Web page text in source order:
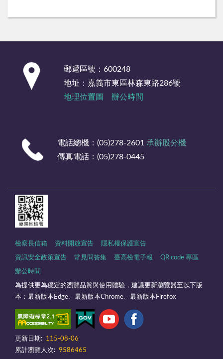
郵遞區號：600248
地址：嘉義市東區林森東路286號
地理位置圖
辦公時間
電話總機：(05)278-2601 承辦股分機
傳真電話：(05)278-0445
檢察長信箱 資料開放宣告 隱私權保護宣告
資訊安全政策宣告 常見問答集 臺高檢電子報 QR code 專區
辦公時間
為提供更為穩定的瀏覽品質與使用體驗，建議更新瀏覽器至以下版
本：最新版本Edge、最新版本Chrome、最新版本Firefox
更新日期:
115-08-06
累計瀏覽人次: 9586465